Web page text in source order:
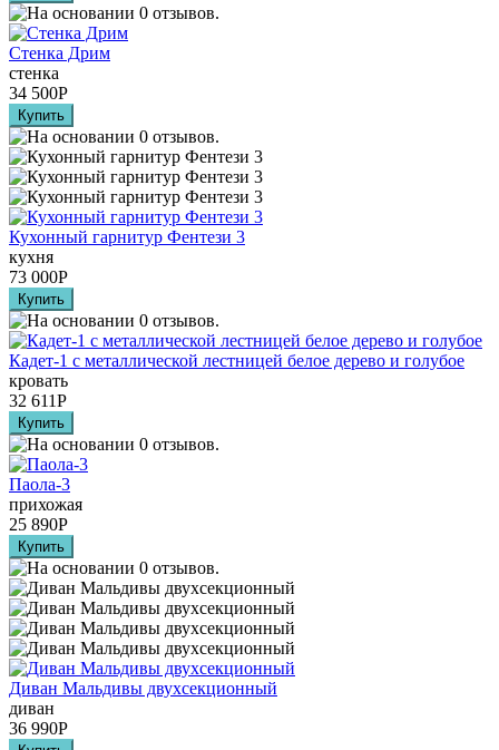
Стенка Дрим
стенка
34 500Р
Кухонный гарнитур Фентези 3
кухня
73 000Р
Кадет-1 с металлической лестницей белое дерево и голубое
кровать
32 611Р
Паола-3
прихожая
25 890Р
Диван Мальдивы двухсекционный
диван
36 990Р